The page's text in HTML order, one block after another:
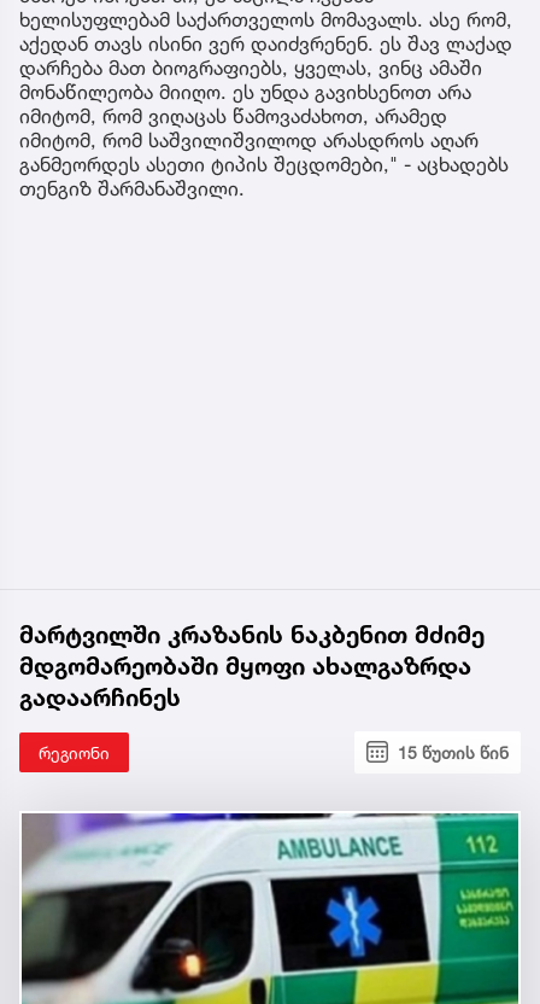
ხელისუფლებამ საქართველოს მომავალს. ასე რომ,
აქედან თავს ისინი ვერ დაიძვრენენ. ეს შავ ლაქად
დარჩება მათ ბიოგრაფიებს, ყველას, ვინც ამაში
მონაწილეობა მიიღო. ეს უნდა გავიხსენოთ არა
იმიტომ, რომ ვიღაცას წამოვაძახოთ, არამედ
იმიტომ, რომ საშვილიშვილოდ არასდროს აღარ
განმეორდეს ასეთი ტიპის შეცდომები," - აცხადებს
თენგიზ შარმანაშვილი.
მარტვილში კრაზანის ნაკბენით მძიმე
მდგომარეობაში მყოფი ახალგაზრდა
გადაარჩინეს
რეგიონი 15 წუთის წინ